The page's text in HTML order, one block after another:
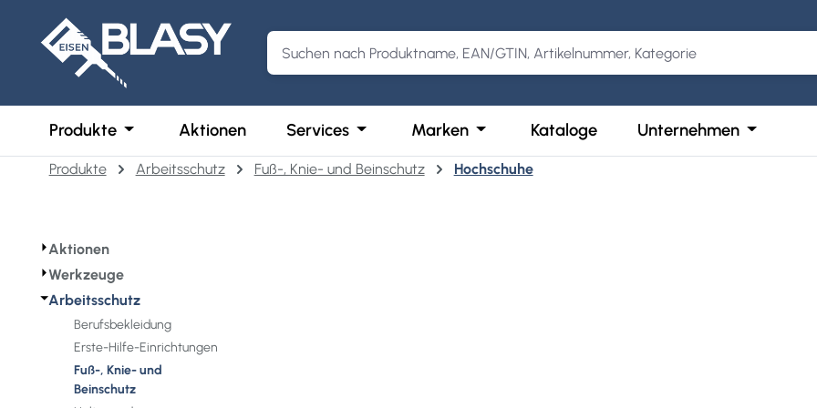
Hauptinhalt springen
Zur Suche springen
Zur Hauptnavigation springen
Produkte Öffne oder Schließe das Dropdown der Kategorie Produkte
Aktionen Services Öffne oder Schließe das Dropdown der Kategorie Services
Marken Öffne oder Schließe das Dropdown der
Kataloge Unternehmen Öffne
Produkte Arbeitsschutz Fuß-, Knie- und Beinschutz Hochschuhe
⏵Aktionen
⏵Werkzeuge
⏷Arbeitsschutz
Berufsbekleidung
Erste-Hilfe-Einrichtungen
Fuß-, Knie- und
Beinschutz